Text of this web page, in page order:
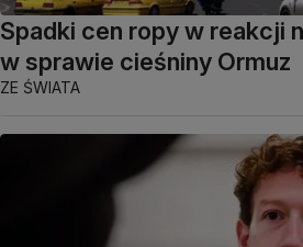
Spadki cen ropy w reakcji
w sprawie cieśniny Ormuz
ZE ŚWIATA